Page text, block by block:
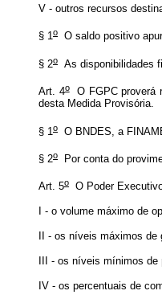
V - outros recursos
§ 1o O saldo positivo
§ 2o As disponibilidades
Art. 4oO FGPC proverá
desta Medida Provisória.
§ 1o O BNDES, a
§ 2o Por conta do
Art. 5o O Poder
I - o volume máximo de
II - os níveis máximos
III - os níveis mínimos
IV - os percentuais de